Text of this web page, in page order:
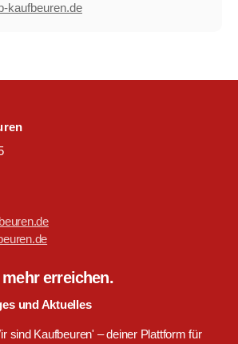
kaufbeuren.de
erreichen.
und Aktuelles
sind Kaufbeuren' – deiner Plattform für